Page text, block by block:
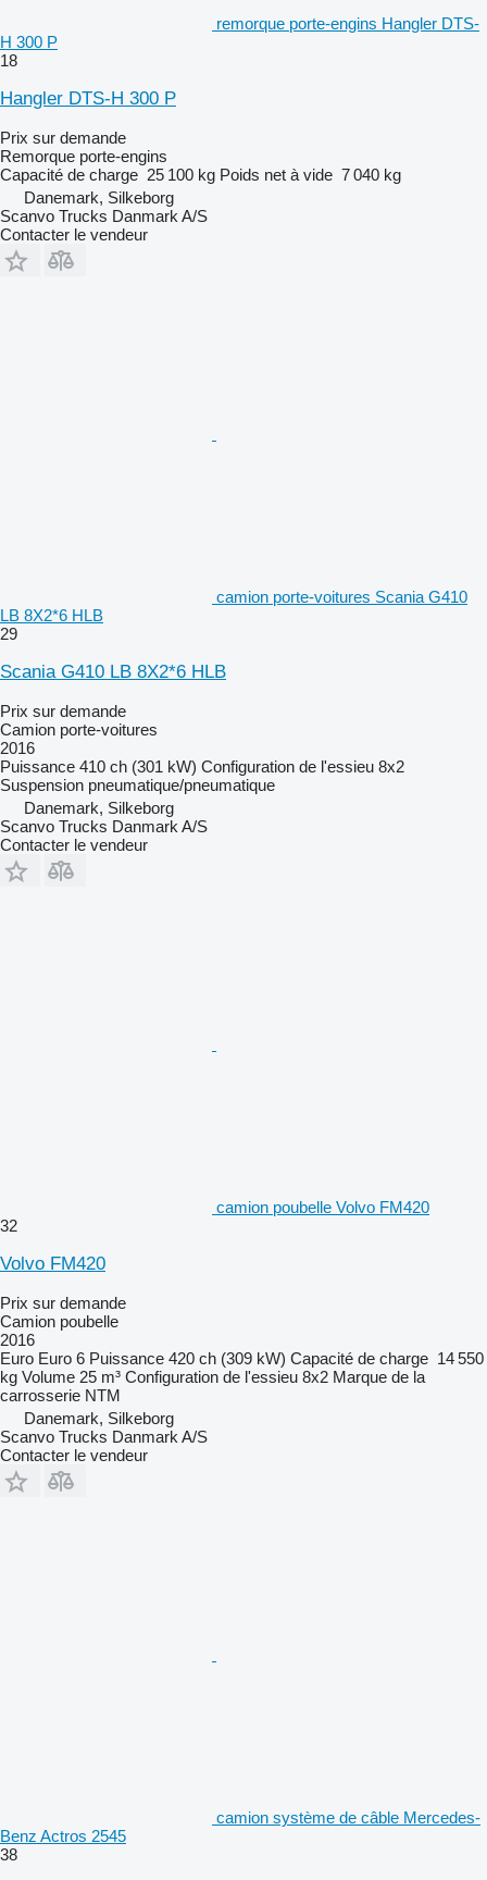
remorque porte-engins Hangler DTS-
H 300 P
18
Hangler DTS-H 300 P
Prix sur demande
Remorque porte-engins
Capacité de charge 25 100 kg Poids net à vide 7 040 kg
Danemark, Silkeborg
Scanvo Trucks Danmark A/S
Contacter le vendeur
camion porte-voitures Scania G410
LB 8X2*6 HLB
29
Scania G410 LB 8X2*6 HLB
Prix sur demande
Camion porte-voitures
2016
Puissance 410 ch (301 kW) Configuration de l'essieu 8x2
Suspension pneumatique/pneumatique
Danemark, Silkeborg
Scanvo Trucks Danmark A/S
Contacter le vendeur
camion poubelle Volvo FM420
32
Volvo FM420
Prix sur demande
Camion poubelle
2016
Euro Euro 6 Puissance 420 ch (309 kW) Capacité de charge 14 550
kg Volume 25 m³ Configuration de l'essieu 8x2 Marque de la
carrosserie NTM
Danemark, Silkeborg
Scanvo Trucks Danmark A/S
Contacter le vendeur
camion système de câble Mercedes-
Benz Actros 2545
38